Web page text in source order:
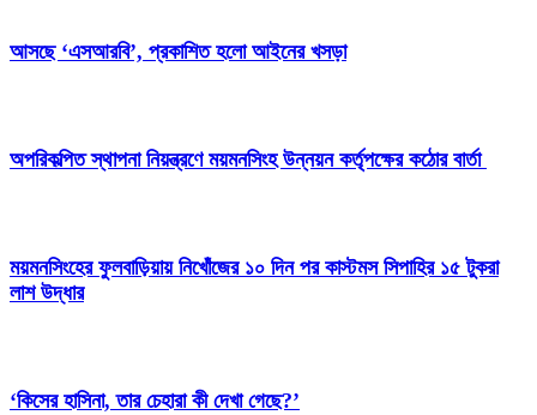
আসছে ‘এসআরবি’, প্রকাশিত হলো আইনের খসড়া
অপরিকল্পিত স্থাপনা নিয়ন্ত্রণে ময়মনসিংহ উন্নয়ন কর্তৃপক্ষের কঠোর বার্তা
ময়মনসিংহের ফুলবাড়িয়ায় নিখোঁজের ১০ দিন পর কাস্টমস সিপাহির ১৫ টুকরা
লাশ উদ্ধার
‘কিসের হাসিনা, তার চেহারা কী দেখা গেছে?’